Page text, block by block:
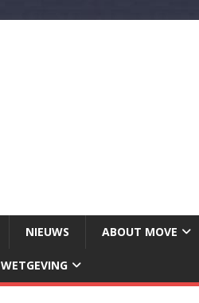
NIEUWS ABOUT MOVE
WETGEVING